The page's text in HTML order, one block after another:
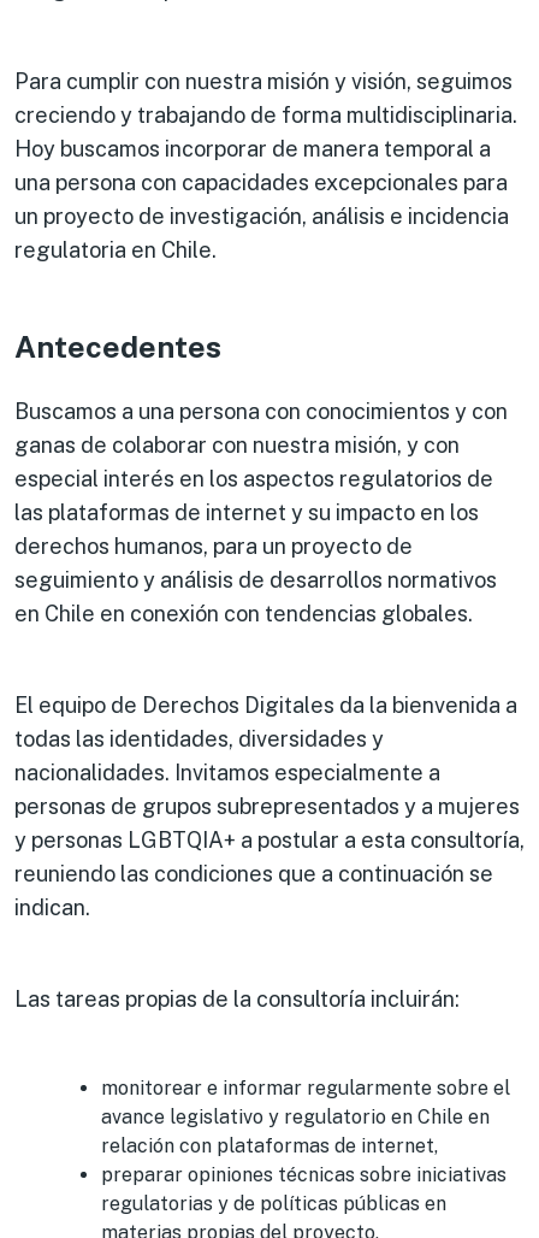
Para cumplir con nuestra misión y visión, seguimos
creciendo y trabajando de forma multidisciplinaria.
Hoy buscamos incorporar de manera temporal a
una persona con capacidades excepcionales para
un proyecto de investigación, análisis e incidencia
regulatoria en Chile.
Antecedentes
Buscamos a una persona con conocimientos y con
ganas de colaborar con nuestra misión, y con
especial interés en los aspectos regulatorios de
las plataformas de internet y su impacto en los
derechos humanos, para un proyecto de
seguimiento y análisis de desarrollos normativos
en Chile en conexión con tendencias globales.
El equipo de Derechos Digitales da la bienvenida a
todas las identidades, diversidades y
nacionalidades. Invitamos especialmente a
personas de grupos subrepresentados y a mujeres
y personas LGBTQIA+ a postular a esta consultoría,
reuniendo las condiciones que a continuación se
indican.
Las tareas propias de la consultoría incluirán:
monitorear e informar regularmente sobre el
avance legislativo y regulatorio en Chile en
relación con plataformas de internet,
preparar opiniones técnicas sobre iniciativas
regulatorias y de políticas públicas en
materias propias del proyecto,